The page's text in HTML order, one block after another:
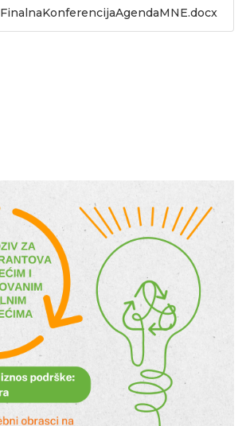
FinalnaKonferencijaAgendaMNE.docx